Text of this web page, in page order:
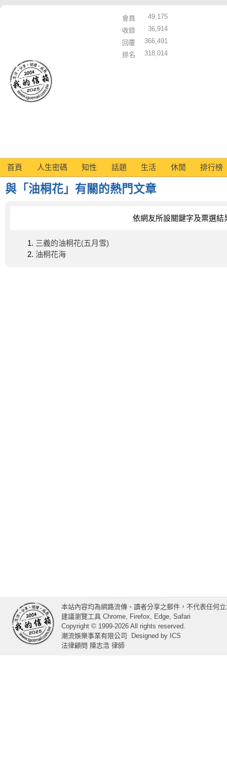
會員
49,175
收錄
36,914
回覆
366,491
排名
318,014
首頁 人生密碼 知性 話題 生活 休閒 排行榜
與「油桐花」有關的熱門文章
依網友所設關鍵字及票選結
三義的油桐花(五月雪)
油桐花海
本站內容均為網路流傳、讀者分享之郵件，不代表任何
建議瀏覽工具 Chrome, Firefox, Edge, Safari
Copyright © 1999-2026 All rights reserved.
潮流娛樂事業有限公司
Designed by ICS
法律顧問 陳志浩 律師